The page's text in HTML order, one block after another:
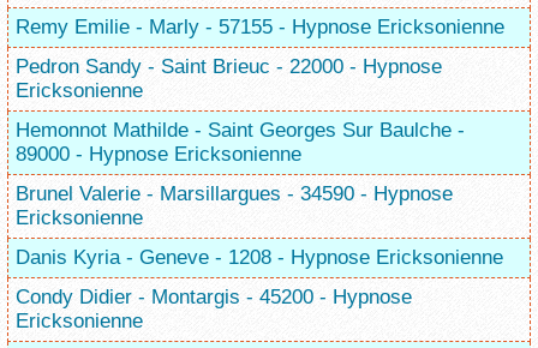
Remy Emilie - Marly - 57155 - Hypnose Ericksonienne
Pedron Sandy - Saint Brieuc - 22000 - Hypnose
Ericksonienne
Hemonnot Mathilde - Saint Georges Sur Baulche -
89000 - Hypnose Ericksonienne
Brunel Valerie - Marsillargues - 34590 - Hypnose
Ericksonienne
Danis Kyria - Geneve - 1208 - Hypnose Ericksonienne
Condy Didier - Montargis - 45200 - Hypnose
Ericksonienne